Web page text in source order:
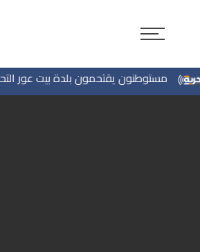
مستوطنون يقتحمون بلدة بيت عور التحتا